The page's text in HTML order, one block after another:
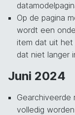
Op de pagina
wordt een
item dat uit het
dat niet langer
Juni 2024
Gearchiveerde
volledig